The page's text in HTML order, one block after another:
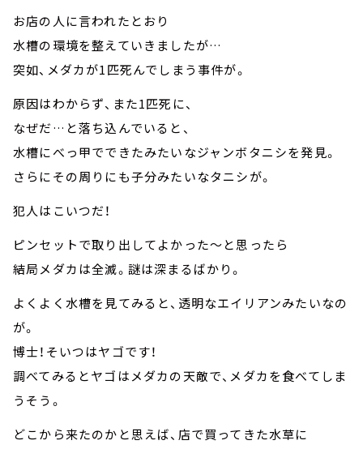
お店の人に言われたとおり
水槽の環境を整えていきましたが…
突如、メダカが1匹死んでしまう事件が。
原因はわからず、また1匹死に、
なぜだ…と落ち込んでいると、
水槽にべっ甲でできたみたいなジャンボタニシを発見。
さらにその周りにも子分みたいなタニシが。
犯人はこいつだ！
ピンセットで取り出してよかった～と思ったら
結局メダカは全滅。謎は深まるばかり。
よくよく水槽を見てみると、透明なエイリアンみたいなの
が。
博士！そいつはヤゴです！
調べてみるとヤゴはメダカの天敵で、メダカを食べてしま
うそう。
どこから来たのかと思えば、店で買ってきた水草に